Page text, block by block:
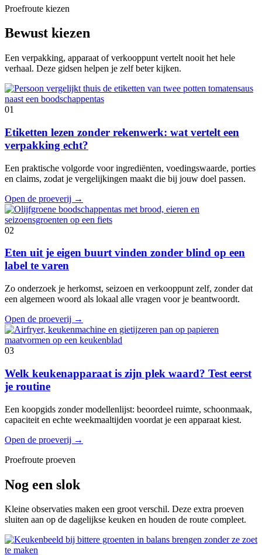
Proefroute kiezen
Bewust kiezen
Een verpakking, apparaat of verkooppunt vertelt nooit het hele
verhaal. Deze gidsen helpen je zelf beter kijken.
01
Etiketten lezen zonder rekenwerk: wat vertelt een
verpakking echt?
Een praktische volgorde voor ingrediënten, voedingswaarde, porties
en claims, zodat je vergelijkingen maakt die bij jouw doel passen.
Open de proeverij →
02
Eten uit je eigen buurt vinden zonder blind op een
label te varen
Zo onderzoek je herkomst, seizoen en verkooppunt zelf, zonder dat
een algemeen woord als lokaal alle vragen voor je beantwoordt.
Open de proeverij →
03
Welk keukenapparaat is zijn plek waard? Test eerst
je routine
Een koopgids zonder modellenlijst: beoordeel ruimte, schoonmaak,
capaciteit en echte weekmaaltijden voordat je een apparaat kiest.
Open de proeverij →
Proefroute proeven
Nog een slok
Kleine observaties maken een groot verschil. Deze extra proeven
sluiten aan op de dagelijkse keuken en houden de route compleet.